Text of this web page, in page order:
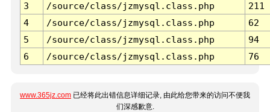
3 /source/class/jzmysql.class.php
211
4
/source/class/jzmysql.class.php
62
5
/source/class/jzmysql.class.php
94
6
/source/class/jzmysql.class.php 76
www.365jz.com 已经将此出错信息详细记录, 由此给您带来的访问不便我
们深感歉意.